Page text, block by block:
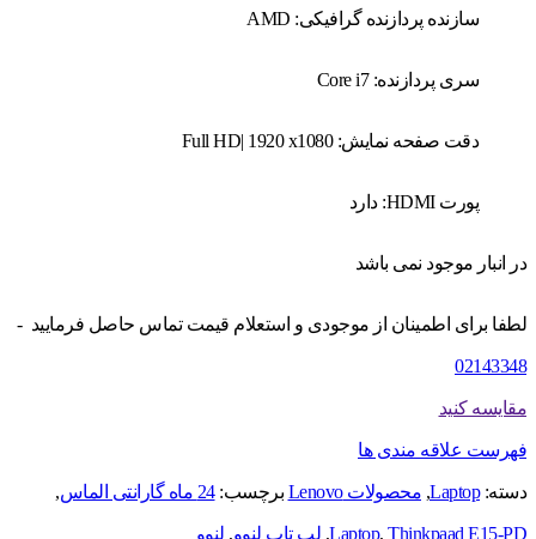
سازنده پردازنده گرافیکی: AMD
سری پردازنده: Core i7
دقت صفحه نمایش: Full HD| 1920 x1080
پورت HDMI: دارد
در انبار موجود نمی باشد
لطفا برای اطمینان از موجودی و استعلام قیمت تماس حاصل فرمایید -
02143348
مقایسه کنید
فهرست علاقه مندی ها
دسته:Laptop
, محصولات Lenovo برچسب:24 ماه گارانتی الماس ,
Laptop, Thinkpaad E15-PD
, لپ تاپ لنوو, لنوو